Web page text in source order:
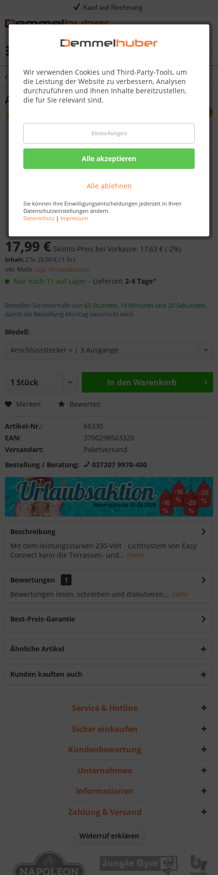
Kauf auf Rechnung
Wir verwenden Cookies und Third-Party-Tools, um
die Leistung der Website zu verbessern, Analysen
durchzuführen und Ihnen Inhalte bereitzustellen,
die für Sie relevant sind.
Einstellungen
Alle akzeptieren
Alle ablehnen
Sie können Ihre Einwilligungsentscheidungen jederzeit in Ihren
Datenschutzeinstellungen ändern.
Datenschutz| Impressum
Übersicht Beleuchtung
Anschlussstecker Terrassenbeleuchtung
17,99 € Skonto-Preis bei Vorkasse: 17,63 € (-2%)
Inhalt: 2 St. (9,00 €/ 1 St.)
inkl. MwSt. zzgl. Versandkosten
Nur noch 11 auf Lager - Lieferzeit 2-4 Tage*
Bestellen Sie innerhalb von 65 Stunden, 14 Minuten und 20 Sekunden,
damit die Bestellung Montag verschickt wird.
Modell:
In den Warenkorb
Merken Bewerten
Artikel-Nr.:
66330
EAN:
3700298563320
Versandart:
Paketversand
Bestellung / Beratung:
037207 9970-400
Beschreibung
Mit dem leistungsstarken 230-Volt - Lichtsystem von Easy
Connect kann die Terrassen- und... mehr
Bewertungen
1
Bewertungen lesen, schreiben und diskutieren... mehr
Best-Preis-Garantie
Ähnliche Artikel
Kunden kauften auch
Service & Hotline
Sicher einkaufen
Kundenbewertung
Unternehmen
Informationen
Zahlung & Versand
Widerruf erklären